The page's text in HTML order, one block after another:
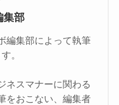
集部
編集部によって執筆
。
ネスマナーに関わる
をおこない、編集者